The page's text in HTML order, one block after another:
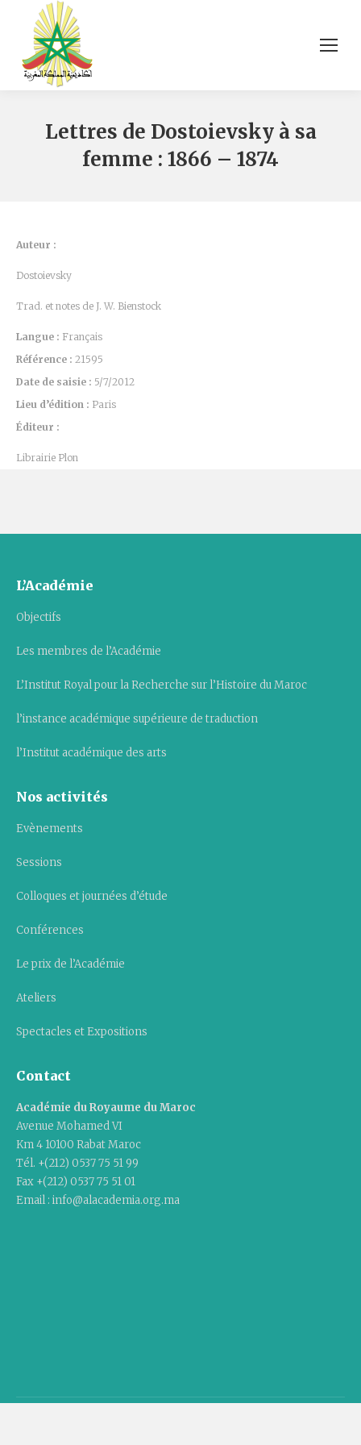
Lettres de Dostoievsky à sa
femme : 1866 – 1874
Auteur :
Dostoievsky
Trad. et notes de J. W. Bienstock
Langue : Français
Référence : 21595
Date de saisie : 5/7/2012
Lieu d’édition : Paris
Éditeur :
Librairie Plon
L’Académie
Objectifs
Les membres de l’Académie
L’Institut Royal pour la Recherche sur l’Histoire du Maroc
l’instance académique supérieure de traduction
l’Institut académique des arts
Nos activités
Evènements
Sessions
Colloques et journées d’étude
Conférences
Le prix de l’Académie
Ateliers
Spectacles et Expositions
Contact
Académie du Royaume du Maroc
Avenue Mohamed VI
Km 4 10100 Rabat Maroc
Tél. +(212) 0537 75 51 99
Fax +(212) 0537 75 51 01
Email : info@alacademia.org.ma